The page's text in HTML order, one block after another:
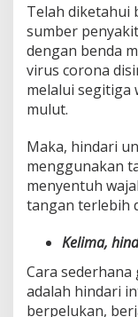
Telah diketahui
sumber
dengan benda
virus corona
melalui segitiga
mulut.
Maka, hindari
menggunakan
menyentuh
tangan terlebih
Kelima,
Cara
adalah hindari
berpelukan,